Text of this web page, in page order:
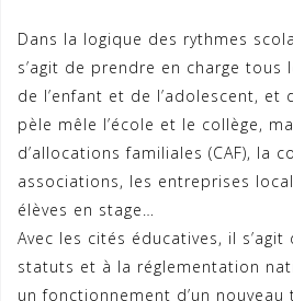
Dans la logique des rythmes
s’agit de prendre en charge tous
de l’enfant et de l’adolescent, et
pèle mêle l’école et le collège,
d’allocations familiales (CAF), la
associations, les entreprises
élèves en stage…
Avec les cités éducatives, il
statuts et à la réglementation
un fonctionnement d’un nouveau